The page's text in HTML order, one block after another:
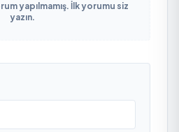
yapılmamış. İlk yorumu siz
yazın.